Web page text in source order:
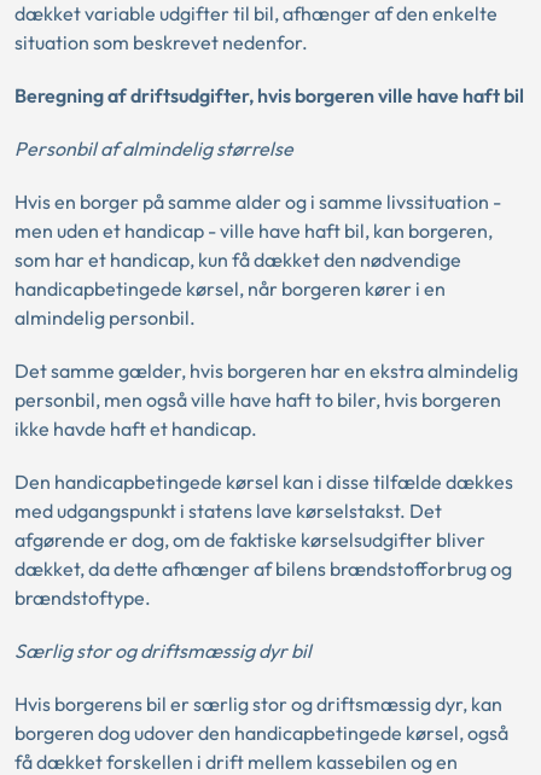
dækket variable udgifter til bil, afhænger af den enkelte
situation som beskrevet nedenfor.
Beregning af driftsudgifter, hvis borgeren ville have haft bil
Personbil af almindelig størrelse
Hvis en borger på samme alder og i samme livssituation -
men uden et handicap - ville have haft bil, kan borgeren,
som har et handicap, kun få dækket den nødvendige
handicapbetingede kørsel, når borgeren kører i en
almindelig personbil.
Det samme gælder, hvis borgeren har en ekstra almindelig
personbil, men også ville have haft to biler, hvis borgeren
ikke havde haft et handicap.
Den handicapbetingede kørsel kan i disse tilfælde dækkes
med udgangspunkt i statens lave kørselstakst. Det
afgørende er dog, om de faktiske kørselsudgifter bliver
dækket, da dette afhænger af bilens brændstofforbrug og
brændstoftype.
Særlig stor og driftsmæssig dyr bil
Hvis borgerens bil er særlig stor og driftsmæssig dyr, kan
borgeren dog udover den handicapbetingede kørsel, også
få dækket forskellen i drift mellem kassebilen og en